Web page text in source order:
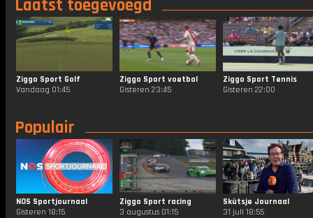
Laatst toegevoegd
Ziggo Sport Golf
Vandaag 01:45
Ziggo Sport voetbal
Gisteren 23:45
Ziggo Sport Tennis
Gisteren 22:00
Populair
NOS Sportjournaal
Gisteren 18:15
Ziggo Sport racing
3 augustus 01:15
Skûtsje Journaal
31 juli 18:55